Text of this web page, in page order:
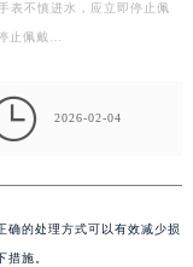
表不慎进水，应立即停止佩
止佩戴…
2026-02-04
确的处理方式可以有效减少损
措施。